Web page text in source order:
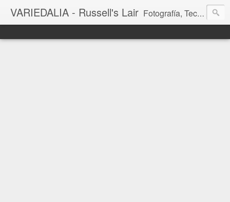
VARIEDALIA - Russell's Lair Fotografía, Tecnología, Cine y Videojuegos en un Blog Multitemática. El rinconcito del creador de FotoMuseo 3D y Left 4 SGC.